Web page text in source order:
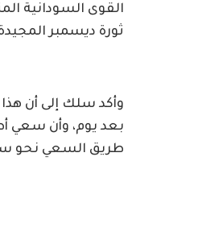
القوى السودانية
ثورة ديسمبر
وأكد سلك إلى أن
بعد يوم، وأن سعي
طريق السعي نحو